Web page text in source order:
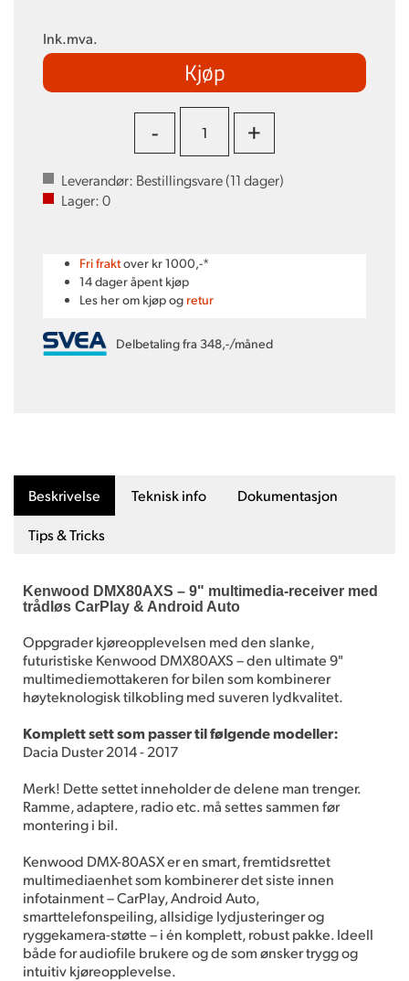
Ink.mva.
Kjøp
- +
Leverandør: Bestillingsvare (11dager)
Lager:0
Fri fraktover kr 1000,-*
14 dager åpent kjøp
Les her om kjøp og retur
Delbetaling fra 348,-/måned
Beskrivelse Teknisk info Dokumentasjon
Tips & Tricks
Kenwood DMX80AXS – 9" multimedia-receiver med
trådløs CarPlay & Android Auto
Oppgrader kjøreopplevelsen med den slanke,
futuristiske Kenwood DMX80AXS – den ultimate 9"
multimediemottakeren for bilen som kombinerer
høyteknologisk tilkobling med suveren lydkvalitet.
Komplett sett som passer til følgende modeller:
Dacia Duster 2014 - 2017
Merk! Dette settet inneholder de delene man trenger.
Ramme, adaptere, radio etc. må settes sammen før
montering i bil.
Kenwood DMX-80ASX er en smart, fremtidsrettet
multimediaenhet som kombinerer det siste innen
infotainment – CarPlay, Android Auto,
smarttelefonspeiling, allsidige lydjusteringer og
ryggekamera-støtte – i én komplett, robust pakke. Ideell
både for audiofile brukere og de som ønsker trygg og
intuitiv kjøreopplevelse.